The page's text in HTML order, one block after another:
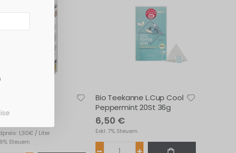
1,30€ / Liter
Steuern
Bio Teekanne L.Cup Cool
Peppermint 20St 36g
6,50 €
Exkl. 7% Steuern